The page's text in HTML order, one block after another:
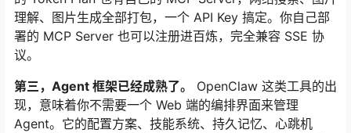
理解、图片生成全部打包，一个 API Key 搞定。你自己部
署的 MCP Server 也可以注册进百炼，完全兼容 SSE 协
议。
第三，Agent 框架已经成熟了。
OpenClaw 这类工具的出
现，意味着你不需要一个 Web 端的编排界面来管理
Agent。它的配置方案、技能系统、持久记忆、心跳机